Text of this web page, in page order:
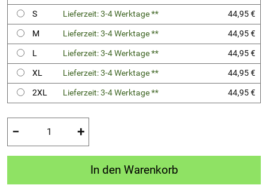
S
Lieferzeit: 3-4 Werktage **
44,95 €
M
Lieferzeit: 3-4 Werktage **
44,95 €
L
Lieferzeit: 3-4 Werktage **
44,95 €
XL
Lieferzeit: 3-4 Werktage **
44,95 €
2XL
Lieferzeit: 3-4 Werktage ** 44,95 €
− +
In den Warenkorb